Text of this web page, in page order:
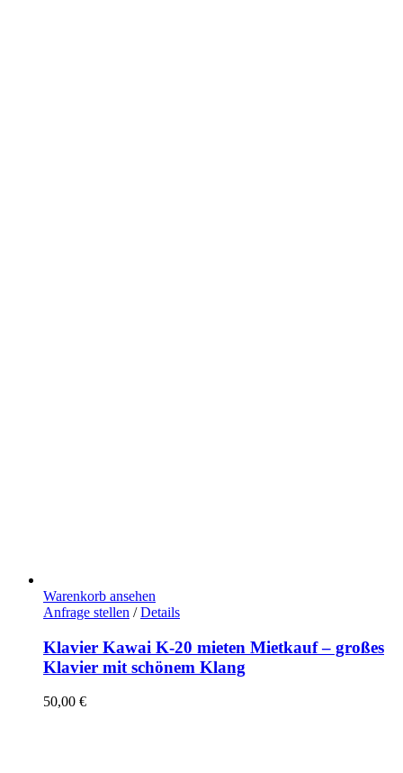
Warenkorb ansehen
Anfrage stellen / Details
Klavier Kawai K-20 mieten Mietkauf – großes
Klavier mit schönem Klang
50,00 €